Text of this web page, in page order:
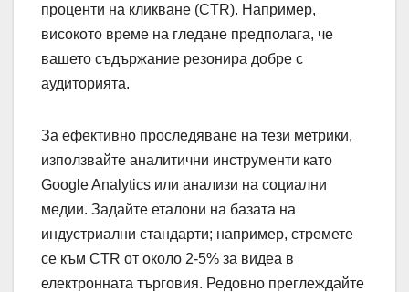
проценти на кликване (CTR). Например,
високото време на гледане предполага, че
вашето съдържание резонира добре с
аудиторията.
За ефективно проследяване на тези метрики,
използвайте аналитични инструменти като
Google Analytics или анализи на социални
медии. Задайте еталони на базата на
индустриални стандарти; например, стремете
се към CTR от около 2-5% за видеа в
електронната търговия. Редовно преглеждайте